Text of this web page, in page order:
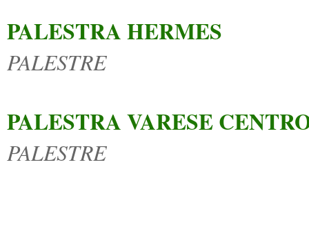
PALESTRA HERMES
PALESTRE
PALESTRA VARESE
PALESTRE